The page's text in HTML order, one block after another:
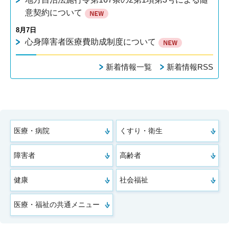
意契約について
8月7日
心身障害者医療費助成制度について
新着情報一覧 新着情報RSS
医療・病院 くすり・衛生
障害者 高齢者
健康 社会福祉
医療・福祉の共通メニュー